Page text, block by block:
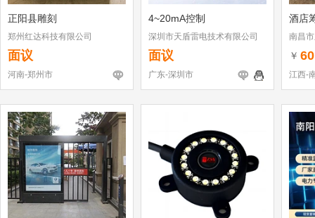
正阳县雕刻
郑州红达科技有限公司
面议
河南-郑州市
4~20mA控制
深圳市天盾雷电技术有限公司
面议
广东-深圳市
酒店
南昌
￥
江西-